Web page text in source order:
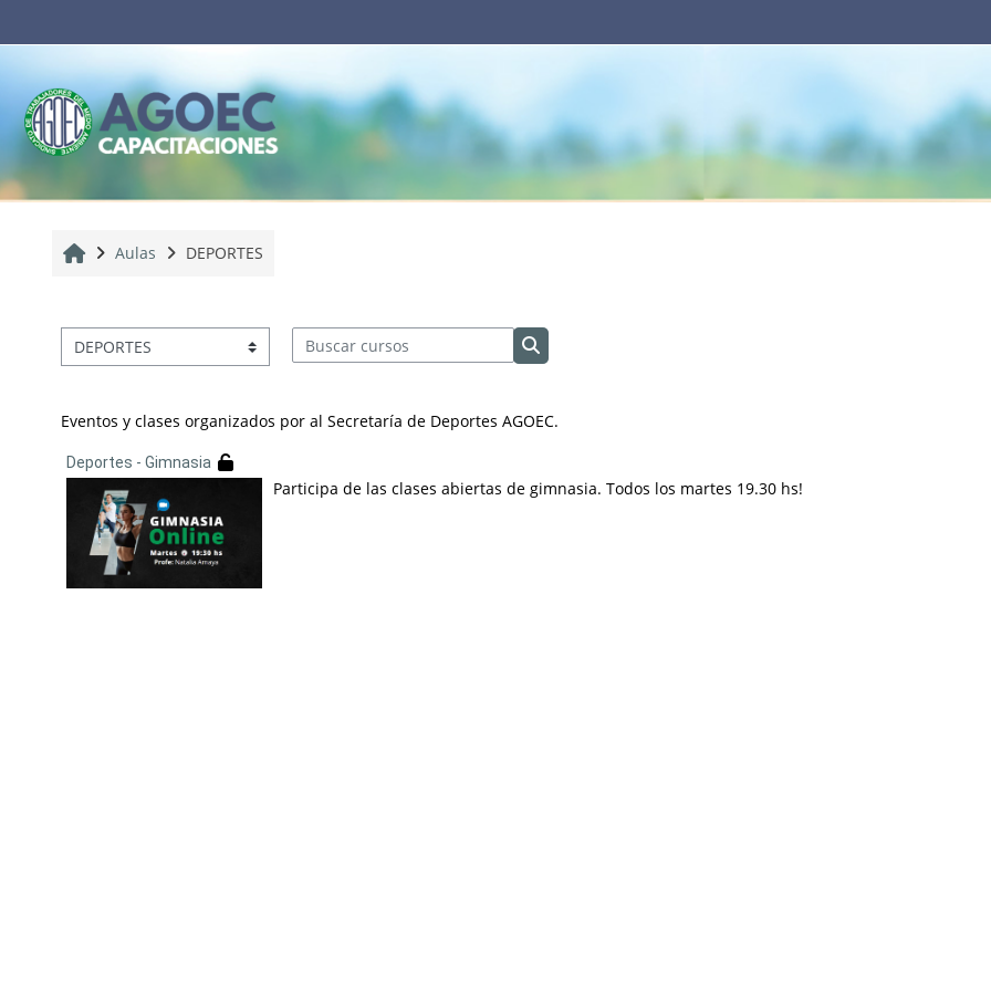
Inicio
Aulas DEPORTES
Capacitaciones Buscar cursos
Buscar cursos
Eventos y clases organizados por al Secretaría de Deportes AGOEC.
Deportes - Gimnasia
Participa de las clases abiertas de gimnasia. Todos los martes 19.30 hs!